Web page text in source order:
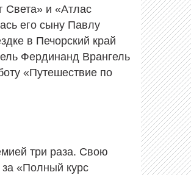
Света» и «Атлас
его сыну Павлу
в Печорский край
Фердинанд Врангель
«Путешествие по
три раза. Свою
«Полный курс